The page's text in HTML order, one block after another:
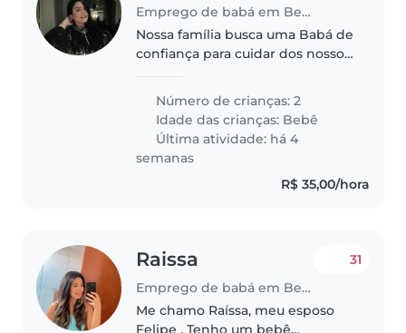
Emprego de babá em Belém
Nossa família busca uma Babá de
confiança para cuidar dos nossos
bebês. Precisamos de alguém
carinhoso e que se adapte
facilmente a rotinas agitadas,..
Número de crianças: 2
Idade das crianças: Bebê
Última atividade: há 4
semanas
R$ 35,00/hora
Raissa
Emprego de babá em Belém
31
Me chamo Raíssa, meu esposo
Felipe . Tenho um bebê